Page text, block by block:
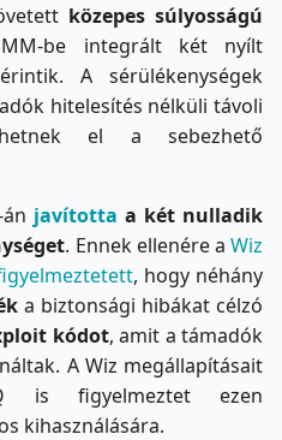
közepes súlyosságú
be integrált két nyílt
A sérülékenységek
hitelesítés nélküli távoli
el a sebezhető
javította a két nulladik
. Ennek ellenére aWiz
, hogy néhány
a biztonsági hibákat célzó
kódot, amit a támadók
A Wiz megállapításait
is figyelmeztet ezen
kihasználására.